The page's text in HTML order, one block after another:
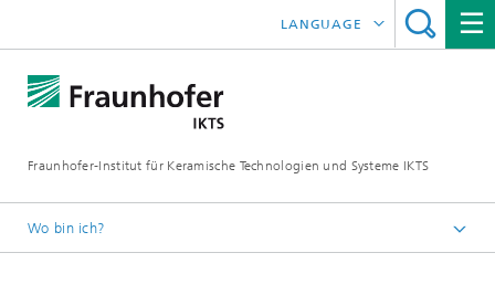
Fraunhofer-Institut für Keramische Technologien und Systeme IKTS
LANGUAGE
ČESKÝ
Wo bin ich?